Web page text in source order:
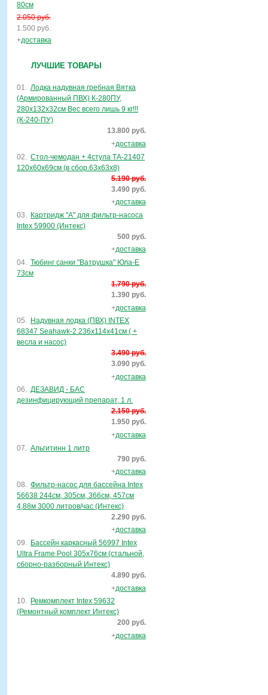
80см
2.050 руб.
1.500 руб.
+доставка
ЛУЧШИЕ ТОВАРЫ
01. Лодка надувная гребная Вятка
(Армированный ПВХ) К-280ПУ,
280х132х32см Вес всего лишь 9 кг!!!
(К-240-ПУ)
13.800 руб.
+доставка
02. Стол-чемодан + 4стула ТА-21407
120х60х69см (в сбор.63х63х8)
5.190 руб.
3.490 руб.
+доставка
03. Картридж "А" для фильтр-насоса
Intex 59900 (Интекс)
500 руб.
+доставка
04. Тюбинг санки "Ватрушка" Юла-Е
73см
1.790 руб.
1.390 руб.
+доставка
05. Надувная лодка (ПВХ) INTEX
68347 Seahawk-2 236х114х41см ( +
весла и насос)
3.490 руб.
3.090 руб.
+доставка
06. ДЕЗАВИД - БАС
дезинфицирующий препарат, 1 л.
2.150 руб.
1.950 руб.
+доставка
07. Альгитинн 1 литр
790 руб.
+доставка
08. Фильтр-насос для бассейна Intex
56638 244см, 305см, 366см, 457см
4,88м 3000 литров/час (Интекс)
2.290 руб.
+доставка
09. Бассейн каркасный 56997 Intex
Ultra Frame Pool 305х76см (стальной,
сборно-разборный Интекс)
4.890 руб.
+доставка
10. Ремкомплект Intex 59632
(Ремонтный комплект Интекс)
200 руб.
+доставка